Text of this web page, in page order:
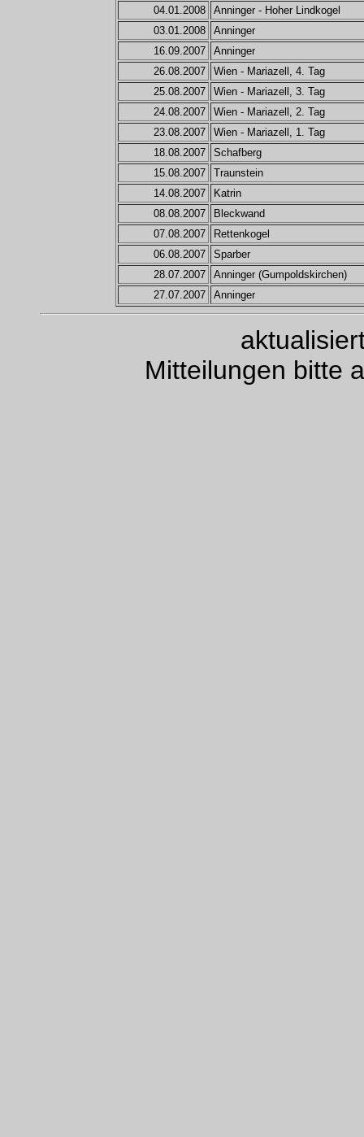
04.01.2008
Anninger - Hoher Lindkogel
03.01.2008
Anninger
16.09.2007
Anninger
26.08.2007
Wien - Mariazell, 4. Tag
25.08.2007
Wien - Mariazell, 3. Tag
24.08.2007
Wien - Mariazell, 2. Tag
23.08.2007
Wien - Mariazell, 1. Tag
18.08.2007
Schafberg
15.08.2007
Traunstein
14.08.2007
Katrin
08.08.2007
Bleckwand
07.08.2007
Rettenkogel
06.08.2007
Sparber
28.07.2007
Anninger (Gumpoldskirchen)
27.07.2007
Anninger
Mitteilungen bitte